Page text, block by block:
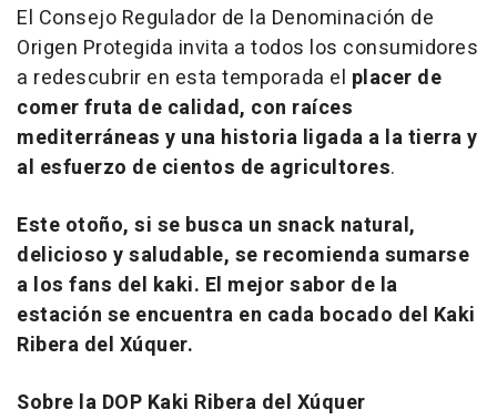
El Consejo Regulador de la Denominación de
Origen Protegida invita a todos los consumidores
a redescubrir en esta temporada el placer de
comer fruta de calidad, con raíces
mediterráneas y una historia ligada a la tierra y
al esfuerzo de cientos de agricultores.
Este otoño, si se busca un snack natural,
delicioso y saludable, se recomienda sumarse
a los fans del kaki. El mejor sabor de la
estación se encuentra en cada bocado del Kaki
Ribera del Xúquer.
Sobre la DOP Kaki Ribera del Xúquer